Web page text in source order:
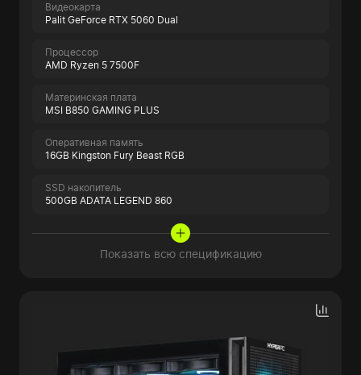
Видеокарта
Palit GeForce RTX 5060 Dual
Процессор
AMD Ryzen 5 7500F
Материнская плата
MSI B850 GAMING PLUS
Оперативная память
16GB Kingston Fury Beast RGB
SSD накопитель
500GB ADATA LEGEND 860
Показать всю спецификацию